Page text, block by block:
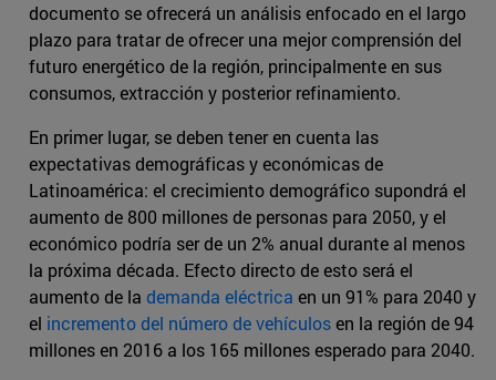
documento se ofrecerá un análisis enfocado en el largo
plazo para tratar de ofrecer una mejor comprensión del
futuro energético de la región, principalmente en sus
consumos, extracción y posterior refinamiento.
En primer lugar, se deben tener en cuenta las
expectativas demográficas y económicas de
Latinoamérica: el crecimiento demográfico supondrá el
aumento de 800 millones de personas para 2050, y el
económico podría ser de un 2% anual durante al menos
la próxima década. Efecto directo de esto será el
aumento de la demanda eléctrica en un 91% para 2040 y
el incremento del número de vehículosen la región de 94
millones en 2016 a los 165 millones esperado para 2040.